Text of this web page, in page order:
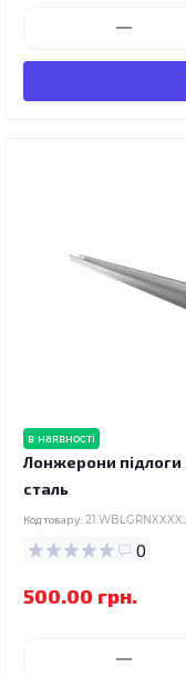
в наявності
Лонжерони підлоги
сталь
Код товару:
0
500.00 грн.